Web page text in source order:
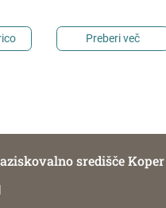
ATHEIZATION IN
20TH CENTURY
CENTRAL AND
Preberi več
središče Koper